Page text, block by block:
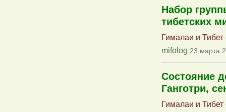
Набор
тибетских
Гималаи и Тибет
mifolog 23 марта
Состояние
Ганготри,
Гималаи и Тибет